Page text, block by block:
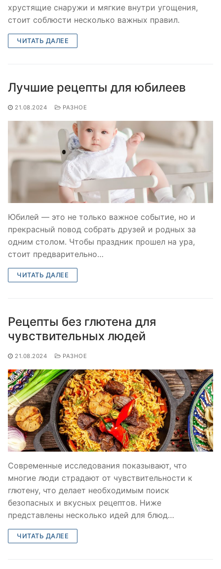
хрустящие снаружи и мягкие внутри угощения,
стоит соблюсти несколько важных правил.
ЧИТАТЬ ДАЛЕЕ
Лучшие рецепты для юбилеев
21.08.2024 РАЗНОЕ
Юбилей — это не только важное событие, но и
прекрасный повод собрать друзей и родных за
одним столом. Чтобы праздник прошел на ура,
стоит предварительно…
ЧИТАТЬ ДАЛЕЕ
Рецепты без глютена для
чувствительных людей
21.08.2024 РАЗНОЕ
Современные исследования показывают, что
многие люди страдают от чувствительности к
глютену, что делает необходимым поиск
безопасных и вкусных рецептов. Ниже
представлены несколько идей для блюд…
ЧИТАТЬ ДАЛЕЕ